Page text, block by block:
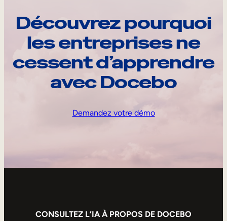
Découvrez pourquoi
les entreprises ne
cessent d’apprendre
avec Docebo
Demandez votre démo
CONSULTEZ L’IA À PROPOS DE DOCEBO